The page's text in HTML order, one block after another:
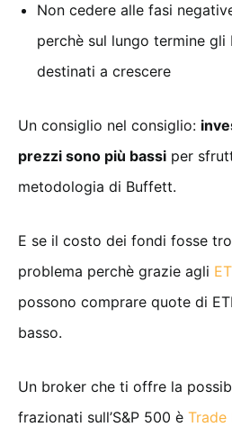
Non cedere alle fasi
perchè sul lungo termine gli
destinati a crescere
Un consiglio nel consiglio:
prezzi sono più bassi per
metodologia di Buffett.
E se il costo dei fondi fosse
problema perchè grazie agli
possono comprare quote di
basso.
Un broker che ti offre la
frazionati sull’S&P 500 è Trade